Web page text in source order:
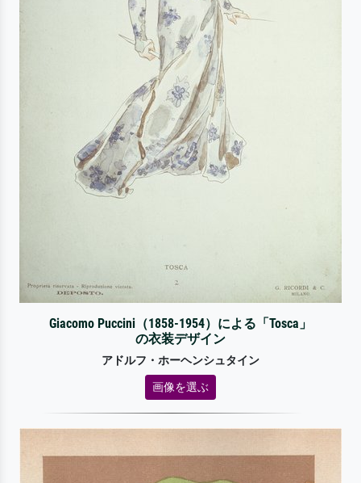
Giacomo Puccini（1858-1954）による「Tosca」
の衣装デザイン
アドルフ・ホーヘンシュタイン
画像を選ぶ